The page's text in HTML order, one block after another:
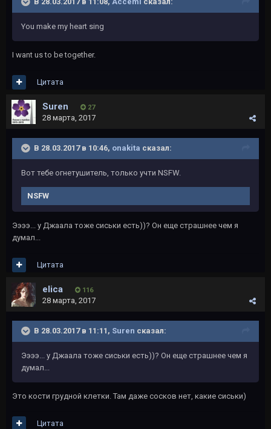
You make my heart sing
I want us to be together.
Цитата
Suren 27
28 марта, 2017
В 28.03.2017 в 10:46, onakita сказал:
Вот тебе огнетушитель, только учти NSFW.
NSFW
Ээээ... у Джаала тоже сиськи есть))? Он еще страшнее чем я
думал...
Цитата
elica 116
28 марта, 2017
В 28.03.2017 в 11:11, Suren сказал:
Ээээ... у Джаала тоже сиськи есть))? Он еще страшнее чем я
думал...
Это кости грудной клетки. Там даже сосков нет, какие сиськи)
Цитата